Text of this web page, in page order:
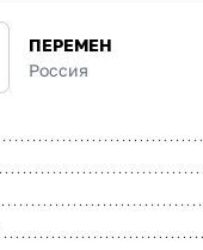
ПЕРЕМЕН
Россия